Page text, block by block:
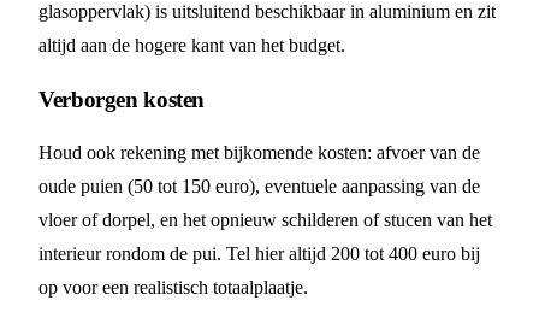
glasoppervlak) is uitsluitend beschikbaar in aluminium en zit
altijd aan de hogere kant van het budget.
Verborgen kosten
Houd ook rekening met bijkomende kosten: afvoer van de
oude puien (50 tot 150 euro), eventuele aanpassing van de
vloer of dorpel, en het opnieuw schilderen of stucen van het
interieur rondom de pui. Tel hier altijd 200 tot 400 euro bij
op voor een realistisch totaalplaatje.